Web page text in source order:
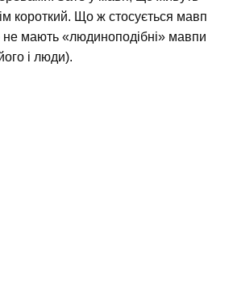
короткий. Що ж стосується мавп
не мають «людиноподібні» мавпи
і люди).